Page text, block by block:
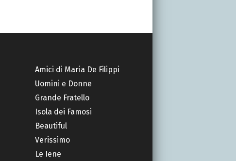
Amici di Maria De Filippi
Uomini e Donne
Grande Fratello
Isola dei Famosi
Beautiful
Verissimo
Le Iene